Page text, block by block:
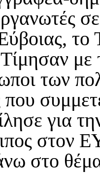
με
των
για
στον
στο